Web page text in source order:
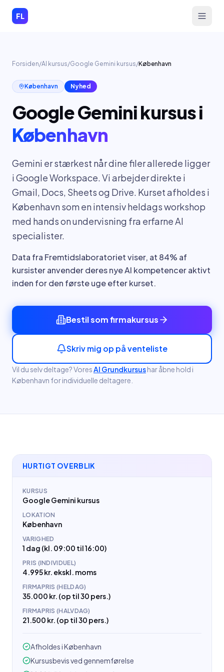
Spring til indhold
FL
Forsiden/AI kursus/Google Gemini kursus/København
København Nyhed
Google Gemini kursusi
København
Gemini er stærkest når dine filer allerede ligger
i Google Workspace. Vi arbejder direkte i
Gmail, Docs, Sheets og Drive. Kurset afholdes i
København som en intensiv heldags workshop
med hands on undervisning fra erfarne AI
specialister.
Data fra Fremtidslaboratoriet viser, at 84% af
kursister anvender deres nye AI kompetencer aktivt
inden for den første uge efter kurset.
Bestil som firmakursus
Skriv mig op på venteliste
Vil du selv deltage? VoresAI Grundkursushar åbne hold i
København for individuelle deltagere.
HURTIGT OVERBLIK
KURSUS
Google Gemini kursus
LOKATION
København
VARIGHED
1 dag (kl. 09:00 til 16:00)
PRIS (INDIVIDUEL)
4.995 kr. ekskl. moms
FIRMAPRIS (HELDAG)
35.000 kr. (op til 30 pers.)
FIRMAPRIS (HALVDAG)
21.500 kr. (op til 30 pers.)
Afholdes i København
Kursusbevis ved gennemførelse